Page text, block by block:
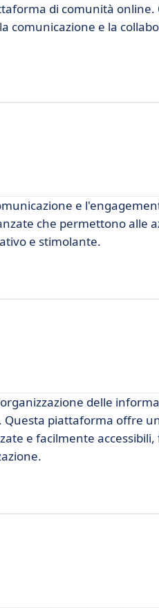
di comunità
comunicazione e la
e
che permettono alle
e stimolante.
delle
piattaforma offre
e facilmente accessibili,